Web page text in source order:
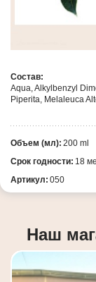
Состав:
Aqua, Alkylbenzyl
Piperita, Melaleuca
Объем (мл): 200 ml
Срок годности: 18
Артикул: 050
Наш